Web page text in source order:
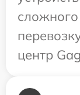
центр